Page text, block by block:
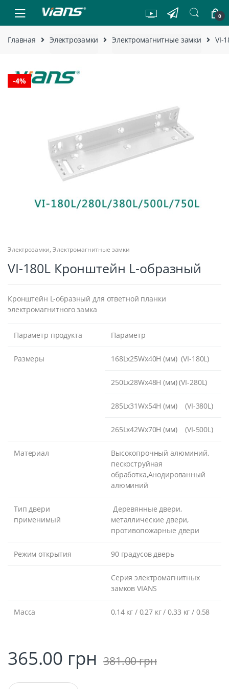
Skip to navigation
Skip to content
0
Главная Электрозамки Электромагнитные замки VI-
-4%
Электрозамки,Электромагнитные замки
VI-180L Кронштейн L-образный
Кронштейн L-образный для ответной планки
электромагнитного замка
Параметр продукта Параметр
Размеры 168Lx25Wx40H (мм) (VI-180L)
250Lx28Wx48H (мм) (VI-280L)
285Lx31Wx54H (мм) (VI-380L)
265Lx42Wx70H (мм) (VI-500L)
Материал
Высокопрочный алюминий,
пескоструйная
обработка,Анодированный
алюминий
Тип двери
применимый
Деревянные двери,
металлические двери,
противопожарные двери
Режим открытия 90 градусов дверь
Серия электромагнитных
замков VIANS
Масса 0,14 кг / 0,27 кг / 0,33 кг / 0,58
365.00 грн 381.00грн
Q